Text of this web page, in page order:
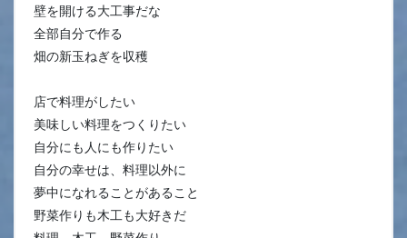
壁を開ける大工事だな
全部自分で作る
畑の新玉ねぎを収穫
店で料理がしたい
美味しい料理をつくりたい
自分にも人にも作りたい
自分の幸せは、料理以外に
夢中になれることがあること
野菜作りも木工も大好きだ